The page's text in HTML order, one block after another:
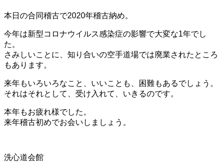
本日の合同稽古で2020年稽古納め。
今年は新型コロナウイルス感染症の影響で大変な1年でし
た。
さみしいことに、知り合いの空手道場では廃業されたところ
もあります。
来年もいろいろなこと、いいことも、困難もあるでしょう。
それはそれとして、受け入れて、いきるのです。
本年もお疲れ様でした。
来年稽古初めでお会いしましょう。
洗心道会館